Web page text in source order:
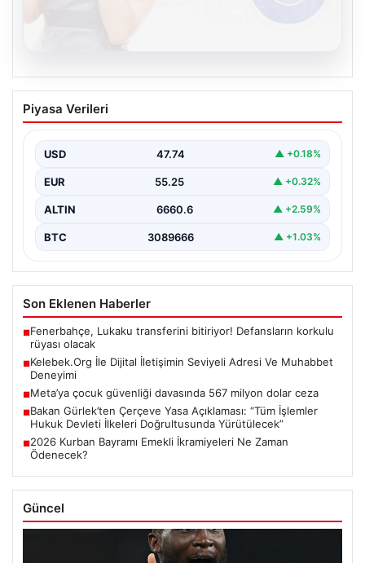
Kelebek.Org İle Dijital İletişimin Seviyeli
Adresi Ve Muhabbet Deneyimi
kurması büyük bir hassasiyet ifade etmektedir.
Günümüzde…
Piyasa Verileri
USD 47.74 ▲ +0.18%
EUR 55.25 ▲ +0.32%
ALTIN 6660.6 ▲ +2.59%
BTC 3089666 ▲ +1.03%
Son Eklenen Haberler
■Fenerbahçe, Lukaku transferini bitiriyor! Defansların korkulu
rüyası olacak
■Kelebek.Org İle Dijital İletişimin Seviyeli Adresi Ve Muhabbet
Deneyimi
■Meta’ya çocuk güvenliği davasında 567 milyon dolar ceza
■Bakan Gürlek’ten Çerçeve Yasa Açıklaması: “Tüm İşlemler
Hukuk Devleti İlkeleri Doğrultusunda Yürütülecek”
■2026 Kurban Bayramı Emekli İkramiyeleri Ne Zaman
Ödenecek?
Güncel